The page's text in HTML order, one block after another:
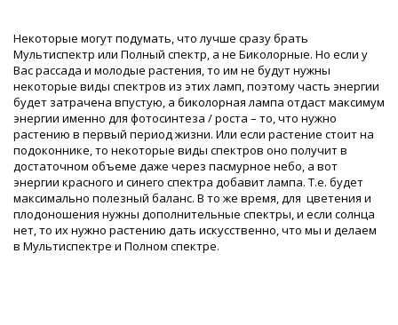
Некоторые могут подумать, что лучше сразу брать
Мультиспектр или Полный спектр, а не Биколорные. Но если у
Вас рассада и молодые растения, то им не будут нужны
некоторые виды спектров из этих ламп, поэтому часть энергии
будет затрачена впустую, а биколорная лампа отдаст максимум
энергии именно для фотосинтеза / роста – то, что нужно
растению в первый период жизни. Или если растение стоит на
подоконнике, то некоторые виды спектров оно получит в
достаточном объеме даже через пасмурное небо, а вот
энергии красного и синего спектра добавит лампа. Т.е. будет
максимально полезный баланс. В то же время, для цветения и
плодоношения нужны дополнительные спектры, и если солнца
нет, то их нужно растению дать искусственно, что мы и делаем
в Мультиспектре и Полном спектре.